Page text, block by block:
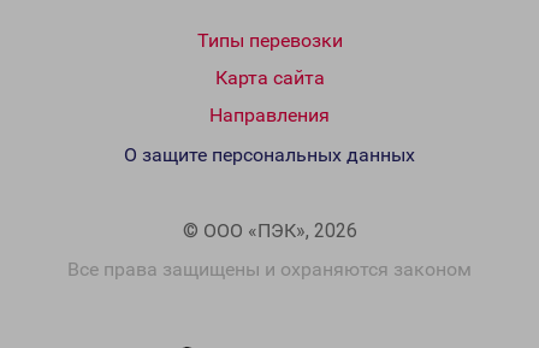
Типы перевозки
Карта сайта
Направления
© ООО «ПЭК», 2026
Все права защищены и охраняются законом
О защите персональных данных